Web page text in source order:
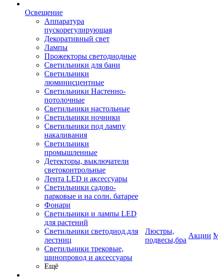
Освещение
Аппаратура
пускорегулирующая
Декоративный свет
Лампы
Прожекторы светодиодные
Светильники для бани
Светильники
люминисцентные
Светильники Настенно-
потолочные
Светильники настольные
Светильники ночники
Светильники под лампу
накаливания
Светильники
промышленные
Детекторы, выключатели
светоконтрольные
Лента LED и аксессуары
Светильники садово-
парковые и на солн. батарее
Фонари
Светильники и лампы LED
для растений
Светильники светодиод.для
лестниц
Светильники трековые,
шинопровод и аксессуары
Ещё
Люстры,
подвесы,бра
Акции